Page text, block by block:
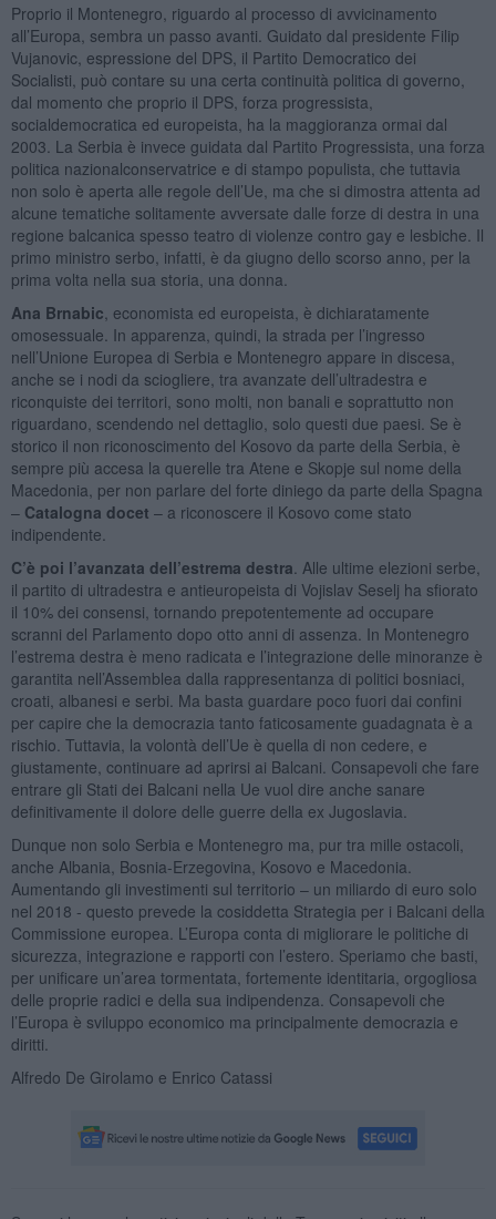
Proprio il Montenegro, riguardo al processo di avvicinamento
all’Europa, sembra un passo avanti. Guidato dal presidente Filip
Vujanovic, espressione del DPS, il Partito Democratico dei
Socialisti, può contare su una certa continuità politica di governo,
dal momento che proprio il DPS, forza progressista,
socialdemocratica ed europeista, ha la maggioranza ormai dal
2003. La Serbia è invece guidata dal Partito Progressista, una forza
politica nazionalconservatrice e di stampo populista, che tuttavia
non solo è aperta alle regole dell’Ue, ma che si dimostra attenta ad
alcune tematiche solitamente avversate dalle forze di destra in una
regione balcanica spesso teatro di violenze contro gay e lesbiche. Il
primo ministro serbo, infatti, è da giugno dello scorso anno, per la
prima volta nella sua storia, una donna.
Ana Brnabic , economista ed europeista, è dichiaratamente
omosessuale. In apparenza, quindi, la strada per l’ingresso
nell’Unione Europea di Serbia e Montenegro appare in discesa,
anche se i nodi da sciogliere, tra avanzate dell’ultradestra e
riconquiste dei territori, sono molti, non banali e soprattutto non
riguardano, scendendo nel dettaglio, solo questi due paesi. Se è
storico il non riconoscimento del Kosovo da parte della Serbia, è
sempre più accesa la querelle tra Atene e Skopje sul nome della
Macedonia, per non parlare del forte diniego da parte della Spagna
– Catalogna docet – a riconoscere il Kosovo come stato
indipendente.
C’è poi l’avanzata dell’estrema destra . Alle ultime elezioni serbe,
il partito di ultradestra e antieuropeista di Vojislav Seselj ha sfiorato
il 10% dei consensi, tornando prepotentemente ad occupare
scranni del Parlamento dopo otto anni di assenza. In Montenegro
l’estrema destra è meno radicata e l’integrazione delle minoranze è
garantita nell’Assemblea dalla rappresentanza di politici bosniaci,
croati, albanesi e serbi. Ma basta guardare poco fuori dai confini
per capire che la democrazia tanto faticosamente guadagnata è a
rischio. Tuttavia, la volontà dell’Ue è quella di non cedere, e
giustamente, continuare ad aprirsi ai Balcani. Consapevoli che fare
entrare gli Stati dei Balcani nella Ue vuol dire anche sanare
definitivamente il dolore delle guerre della ex Jugoslavia.
Dunque non solo Serbia e Montenegro ma, pur tra mille ostacoli,
anche Albania, Bosnia-Erzegovina, Kosovo e Macedonia.
Aumentando gli investimenti sul territorio – un miliardo di euro solo
nel 2018 - questo prevede la cosiddetta Strategia per i Balcani della
Commissione europea. L’Europa conta di migliorare le politiche di
sicurezza, integrazione e rapporti con l’estero. Speriamo che basti,
per unificare un’area tormentata, fortemente identitaria, orgogliosa
delle proprie radici e della sua indipendenza. Consapevoli che
l’Europa è sviluppo economico ma principalmente democrazia e
diritti.
Alfredo De Girolamo e Enrico Catassi